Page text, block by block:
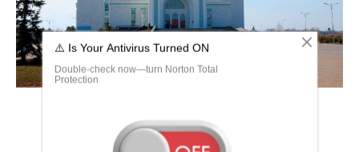
Мечеть в Караганде Юго Восток